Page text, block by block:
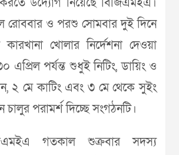
রোববার ও পরশু সোমবার দুই দিনে
খোলার নির্দেশনা দেওয়া
এপ্রিল পর্যন্ত শুধুই নিটিং, ডায়িং ও
২ মে কাটিং এবং ৩ মে থেকে সুইং
পরামর্শ দিচ্ছে সংগঠনটি।
গতকাল শুক্রবার সদস্য